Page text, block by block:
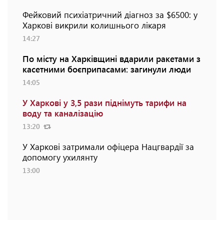
Фейковий психіатричний діагноз за $6500: у
Харкові викрили колишнього лікаря
14:27
По місту на Харківщині вдарили ракетами з
касетними боєприпасами: загинули люди
14:05
У Харкові у 3,5 рази піднімуть тарифи на
воду та каналізацію
13:20
У Харкові затримали офіцера Нацгвардії за
допомогу ухилянту
13:00